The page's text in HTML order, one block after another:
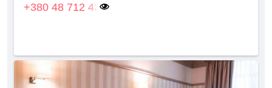
+380 48 712 43